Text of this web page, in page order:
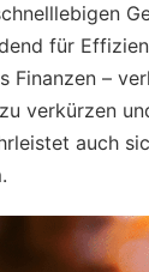
für
Finanzen –
verkürzen
auch